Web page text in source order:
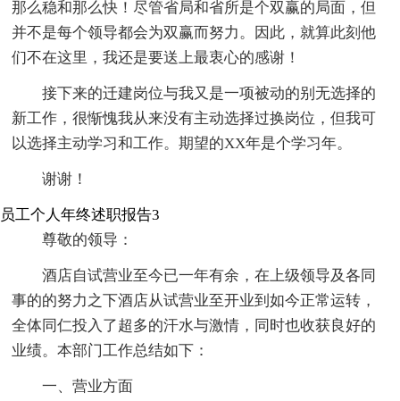
那么稳和那么快！尽管省局和省所是个双赢的局面，但
并不是每个领导都会为双赢而努力。因此，就算此刻他
们不在这里，我还是要送上最衷心的感谢！
接下来的迁建岗位与我又是一项被动的别无选择的
新工作，很惭愧我从来没有主动选择过换岗位，但我可
以选择主动学习和工作。期望的XX年是个学习年。
谢谢！
员工个人年终述职报告3
尊敬的领导：
酒店自试营业至今已一年有余，在上级领导及各同
事的的努力之下酒店从试营业至开业到如今正常运转，
全体同仁投入了超多的汗水与激情，同时也收获良好的
业绩。本部门工作总结如下：
一、营业方面